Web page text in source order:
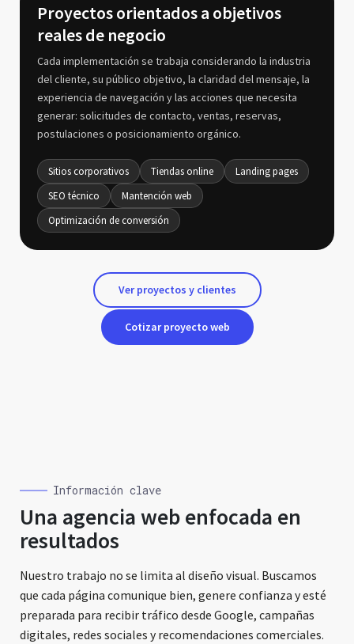
Proyectos orientados a objetivos
reales de negocio
Cada implementación se trabaja considerando la industria
del cliente, su público objetivo, la claridad del mensaje, la
experiencia de navegación y las acciones que necesita
generar: solicitudes de contacto, ventas, reservas,
postulaciones o posicionamiento orgánico.
Sitios corporativos Tiendas online
Landing pages
SEO técnico
Mantención web
Optimización de conversión
Ver proyectos y clientes
Cotizar proyecto web
Información clave
Una agencia web enfocada en
resultados
Nuestro trabajo no se limita al diseño visual. Buscamos
que cada página comunique bien, genere confianza y esté
preparada para recibir tráfico desde Google, campañas
digitales, redes sociales y recomendaciones comerciales.